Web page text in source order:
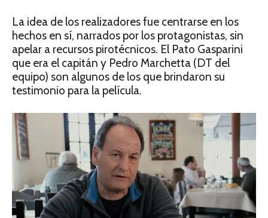
La idea de los realizadores fue centrarse en los
hechos en sí, narrados por los protagonistas, sin
apelar a recursos pirotécnicos. El Pato Gasparini
que era el capitán y Pedro Marchetta (DT del
equipo) son algunos de los que brindaron su
testimonio para la película.